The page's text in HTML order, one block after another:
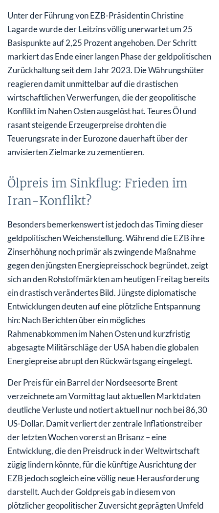
Unter der Führung von EZB-Präsidentin Christine
Lagarde wurde der Leitzins völlig unerwartet um 25
Basispunkte auf 2,25 Prozent angehoben. Der Schritt
markiert das Ende einer langen Phase der geldpolitischen
Zurückhaltung seit dem Jahr 2023. Die Währungshüter
reagieren damit unmittelbar auf die drastischen
wirtschaftlichen Verwerfungen, die der geopolitische
Konflikt im Nahen Osten ausgelöst hat. Teures Öl und
rasant steigende Erzeugerpreise drohten die
Teuerungsrate in der Eurozone dauerhaft über der
anvisierten Zielmarke zu zementieren.
Ölpreis im Sinkflug: Frieden im
Iran-Konflikt?
Besonders bemerkenswert ist jedoch das Timing dieser
geldpolitischen Weichenstellung. Während die EZB ihre
Zinserhöhung noch primär als zwingende Maßnahme
gegen den jüngsten Energiepreisschock begründet, zeigt
sich an den Rohstoffmärkten am heutigen Freitag bereits
ein drastisch verändertes Bild. Jüngste diplomatische
Entwicklungen deuten auf eine plötzliche Entspannung
hin: Nach Berichten über ein mögliches
Rahmenabkommen im Nahen Osten und kurzfristig
abgesagte Militärschläge der USA haben die globalen
Energiepreise abrupt den Rückwärtsgang eingelegt.
Der Preis für ein Barrel der Nordseesorte Brent
verzeichnete am Vormittag laut aktuellen Marktdaten
deutliche Verluste und notiert aktuell nur noch bei 86,30
US-Dollar. Damit verliert der zentrale Inflationstreiber
der letzten Wochen vorerst an Brisanz – eine
Entwicklung, die den Preisdruck in der Weltwirtschaft
zügig lindern könnte, für die künftige Ausrichtung der
EZB jedoch sogleich eine völlig neue Herausforderung
darstellt. Auch der Goldpreis gab in diesem von
plötzlicher geopolitischer Zuversicht geprägten Umfeld